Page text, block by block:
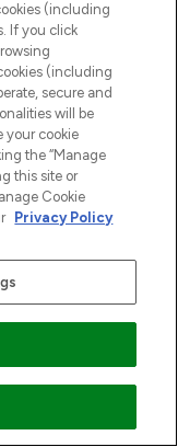
(including
If you click
(including
secure and
will be
your cookie
the “Manage
this site or
Cookie
Privacy Policy